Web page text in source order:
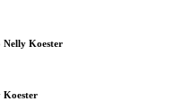
Nelly Koester
Koester